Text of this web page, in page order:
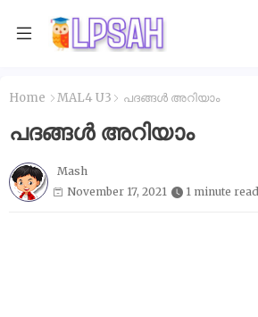
Home MAL4 U3 പദങ്ങൾ അറിയാം
പദങ്ങൾ അറിയാം
Mash
November 17, 2021
1 minute read